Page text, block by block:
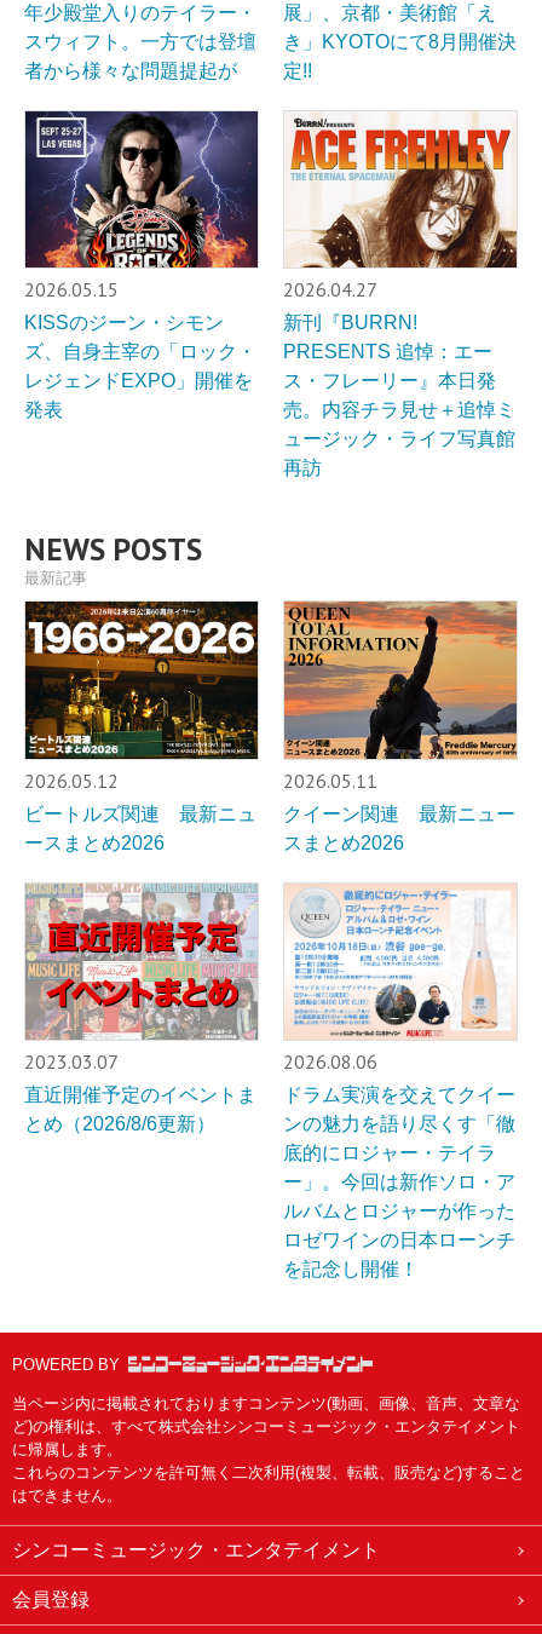
年少殿堂入りのテイラー・
スウィフト。一方では登壇
者から様々な問題提起が
展」、京都・美術館「え
き」KYOTOにて8月開催決
定!!
2026.05.15
KISSのジーン・シモン
ズ、自身主宰の「ロック・
レジェンドEXPO」開催を
発表
2026.04.27
新刊『BURRN!
PRESENTS 追悼：エー
ス・フレーリー』本日発
売。内容チラ見せ＋追悼ミ
ュージック・ライフ写真館
再訪
NEWS POSTS
最新記事
2026.05.12
ビートルズ関連 最新ニュ
ースまとめ2026
2026.05.11
クイーン関連 最新ニュー
スまとめ2026
2023.03.07
直近開催予定のイベントま
とめ（2026/8/6更新）
2026.08.06
ドラム実演を交えてクイー
ンの魅力を語り尽くす「徹
底的にロジャー・テイラ
ー」。今回は新作ソロ・ア
ルバムとロジャーが作った
ロゼワインの日本ローンチ
を記念し開催！
POWERED BY
当ページ内に掲載されておりますコンテンツ(動画、画像、音声、文章な
ど)の権利は、すべて株式会社シンコーミュージック・エンタテイメント
に帰属します。
これらのコンテンツを許可無く二次利用(複製、転載、販売など)すること
はできません。
シンコーミュージック・エンタテイメント
会員登録